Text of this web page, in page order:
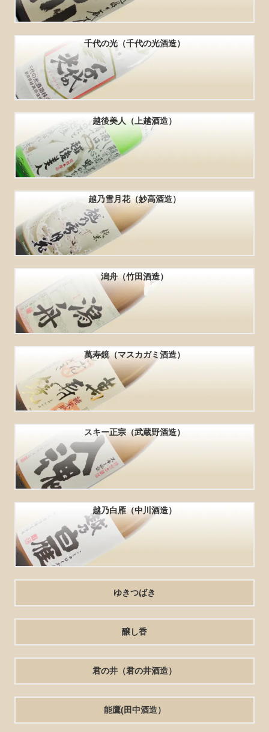
千代の光（千代の光酒造）
越後美人（上越酒造）
越乃雪月花（妙高酒造）
潟舟（竹田酒造）
萬寿鏡（マスカガミ酒造）
スキー正宗（武蔵野酒造）
越乃白雁（中川酒造）
ゆきつばき
醸し香
君の井（君の井酒造）
能鷹(田中酒造）